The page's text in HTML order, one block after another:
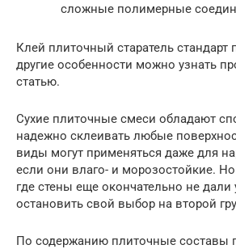
сложные полимерные
Клей плиточный старатель стандарт
другие особенности можно узнать
статью.
Сухие плиточные смеси обладают
надежно склеивать любые
виды могут применяться даже для
если они влаго- и морозостойкие.
где стены еще окончательно не дали
остановить свой выбор на второй
По содержанию плиточные составы